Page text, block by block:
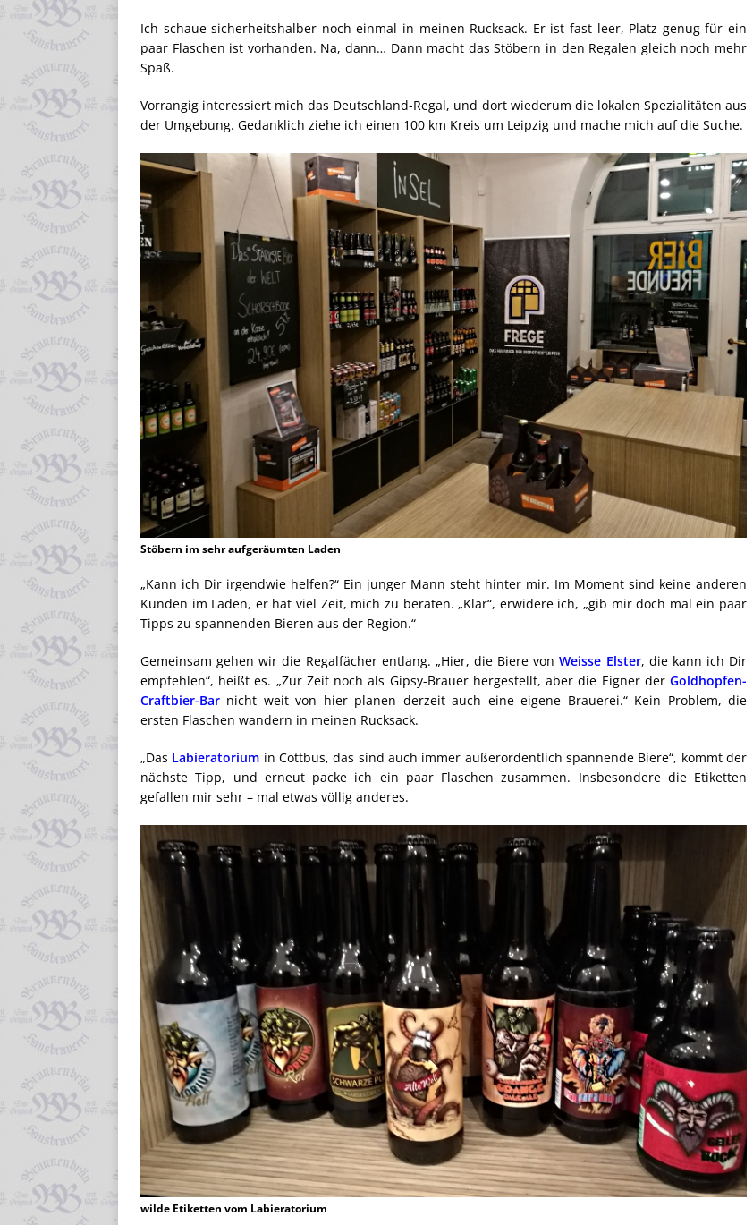
Ich schaue sicherheitshalber noch einmal in meinen Rucksack. Er ist fast leer, Platz genug für ein
paar Flaschen ist vorhanden. Na, dann… Dann macht das Stöbern in den Regalen gleich noch mehr
Spaß.
Vorrangig interessiert mich das Deutschland-Regal, und dort wiederum die lokalen Spezialitäten aus
der Umgebung. Gedanklich ziehe ich einen 100 km Kreis um Leipzig und mache mich auf die Suche.
Stöbern im sehr aufgeräumten Laden
„Kann ich Dir irgendwie helfen?“ Ein junger Mann steht hinter mir. Im Moment sind keine anderen
Kunden im Laden, er hat viel Zeit, mich zu beraten. „Klar“, erwidere ich, „gib mir doch mal ein paar
Tipps zu spannenden Bieren aus der Region.“
Gemeinsam gehen wir die Regalfächer entlang. „Hier, die Biere vonWeisse Elster, die kann ich Dir
empfehlen“, heißt es. „Zur Zeit noch als Gipsy-Brauer hergestellt, aber die Eigner derGoldhopfen-
Craftbier-Bar nicht weit von hier planen derzeit auch eine eigene Brauerei.“ Kein Problem, die
ersten Flaschen wandern in meinen Rucksack.
„Das Labieratorium in Cottbus, das sind auch immer außerordentlich spannende Biere“, kommt der
nächste Tipp, und erneut packe ich ein paar Flaschen zusammen. Insbesondere die Etiketten
gefallen mir sehr – mal etwas völlig anderes.
wilde Etiketten vom Labieratorium